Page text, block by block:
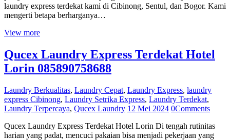
laundry express terdekat kami di Cibinong, Sentul, dan Bogor. Kami
mengerti betapa berharganya…
View more
Qucex Laundry Express Terdekat Hotel
Lorin 085890758688
Laundry Berkualitas, Laundry Cepat, Laundry Express, laundry
express Cibinong, Laundry Setrika Express, Laundry Terdekat,
Laundry Terpercaya, Qucex Laundry 12 Mei 2024 0Comments
Qucex Laundry Express Terdekat Hotel Lorin Di tengah rutinitas
harian yang padat, mencuci pakaian bisa menjadi pekerjaan yang